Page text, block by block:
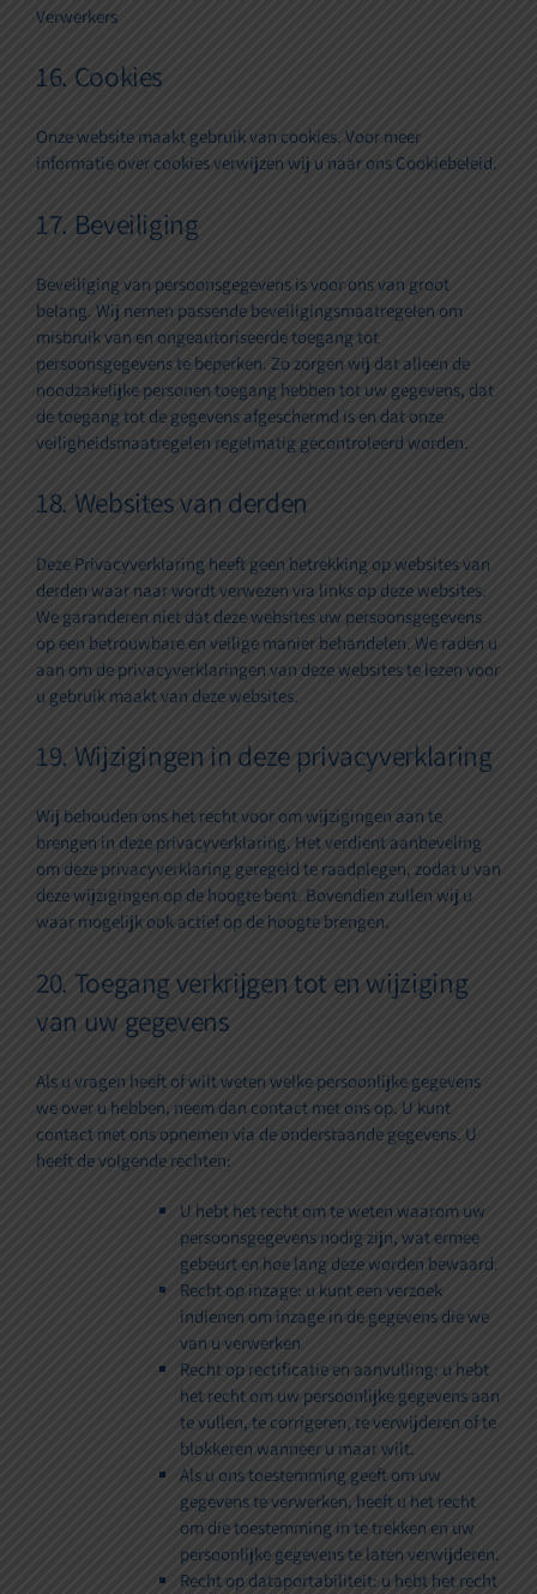
Verwerkers
16. Cookies
Onze website maakt gebruik van cookies. Voor meer
informatie over cookies verwijzen wij u naar ons Cookiebeleid.
17. Beveiliging
Beveiliging van persoonsgegevens is voor ons van groot
belang. Wij nemen passende beveiligingsmaatregelen om
misbruik van en ongeautoriseerde toegang tot
persoonsgegevens te beperken. Zo zorgen wij dat alleen de
noodzakelijke personen toegang hebben tot uw gegevens, dat
de toegang tot de gegevens afgeschermd is en dat onze
veiligheidsmaatregelen regelmatig gecontroleerd worden.
18. Websites van derden
Deze Privacyverklaring heeft geen betrekking op websites van
derden waar naar wordt verwezen via links op deze websites.
We garanderen niet dat deze websites uw persoonsgegevens
op een betrouwbare en veilige manier behandelen. We raden u
aan om de privacyverklaringen van deze websites te lezen voor
u gebruik maakt van deze websites.
19. Wijzigingen in deze privacyverklaring
Wij behouden ons het recht voor om wijzigingen aan te
brengen in deze privacyverklaring. Het verdient aanbeveling
om deze privacyverklaring geregeld te raadplegen, zodat u van
deze wijzigingen op de hoogte bent. Bovendien zullen wij u
waar mogelijk ook actief op de hoogte brengen.
20. Toegang verkrijgen tot en wijziging
van uw gegevens
Als u vragen heeft of wilt weten welke persoonlijke gegevens
we over u hebben, neem dan contact met ons op. U kunt
contact met ons opnemen via de onderstaande gegevens. U
heeft de volgende rechten:
U hebt het recht om te weten waarom uw
persoonsgegevens nodig zijn, wat ermee
gebeurt en hoe lang deze worden bewaard.
Recht op inzage: u kunt een verzoek
indienen om inzage in de gegevens die we
van u verwerken
Recht op rectificatie en aanvulling: u hebt
het recht om uw persoonlijke gegevens aan
te vullen, te corrigeren, te verwijderen of te
blokkeren wanneer u maar wilt.
Als u ons toestemming geeft om uw
gegevens te verwerken, heeft u het recht
om die toestemming in te trekken en uw
persoonlijke gegevens te laten verwijderen.
Recht op dataportabiliteit: u hebt het recht